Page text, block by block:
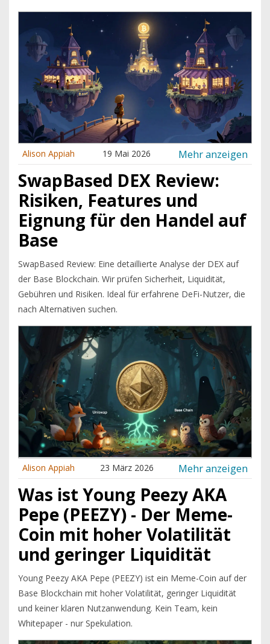
Alison Appiah 19 Mai 2026 Mehr anzeigen
SwapBased DEX Review:
Risiken, Features und
Eignung für den Handel auf
Base
SwapBased Review: Eine detaillierte Analyse der DEX auf
der Base Blockchain. Wir prüfen Sicherheit, Liquidität,
Gebühren und Risiken. Ideal für erfahrene DeFi-Nutzer, die
nach Alternativen suchen.
Alison Appiah 23 März 2026 Mehr anzeigen
Was ist Young Peezy AKA
Pepe (PEEZY) - Der Meme-
Coin mit hoher Volatilität
und geringer Liquidität
Young Peezy AKA Pepe (PEEZY) ist ein Meme-Coin auf der
Base Blockchain mit hoher Volatilität, geringer Liquidität
und keiner klaren Nutzanwendung. Kein Team, kein
Whitepaper - nur Spekulation.